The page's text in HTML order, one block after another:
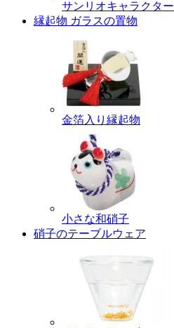
サンリオキャラクター
縁起物 ガラスの置物
金箔入り縁起物
小さな和硝子
硝子のテーブルウェア